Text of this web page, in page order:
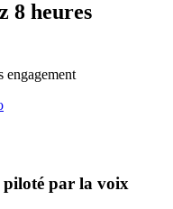
8 heures
engagement
piloté par la voix